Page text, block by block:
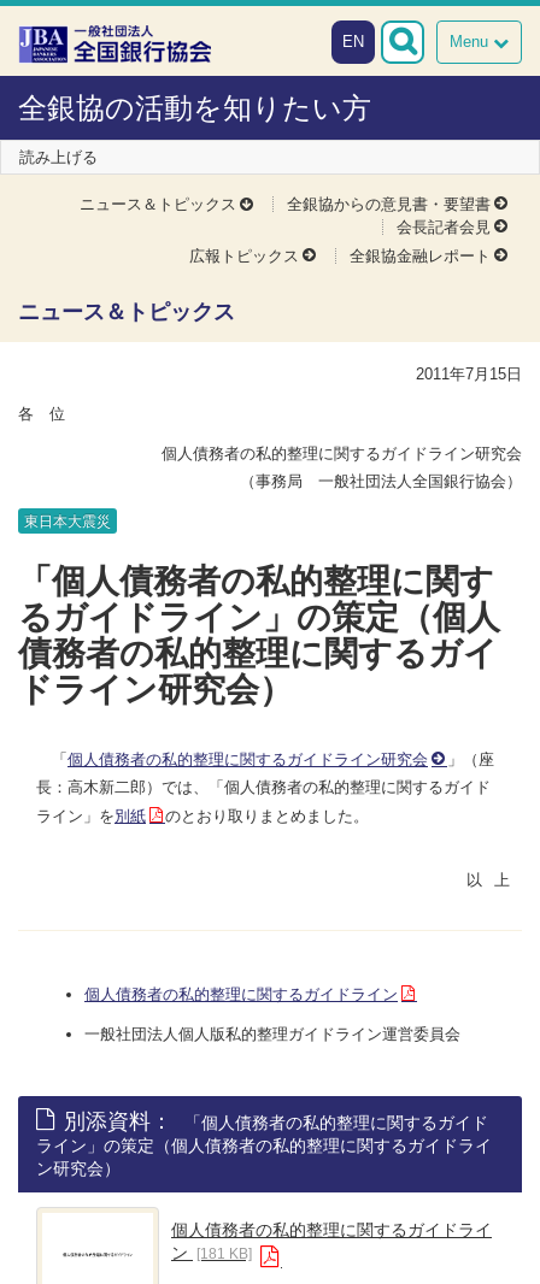
本文へスキップ
障がい者向け相談窓口
Menu
EN
全銀協の活動を知りたい方
読み上げる
ニュース＆トピックス
全銀協からの意見書・要望書
会長記者会見
広報トピックス
全銀協金融レポート
ニュース＆トピックス
2011年7月15日
各 位
個人債務者の私的整理に関するガイドライン研究会
（事務局 一般社団法人全国銀行協会）
東日本大震災
「個人債務者の私的整理に関す
るガイドライン」の策定（個人
債務者の私的整理に関するガイ
ドライン研究会）
「 個人債務者の私的整理に関するガイドライン研究会
」（座
長：高木新二郎）では、「個人債務者の私的整理に関するガイド
ライン」を別紙 のとおり取りまとめました。
個人債務者の私的整理に関するガイドライン
一般社団法人個人版私的整理ガイドライン運営委員会
別添資料：
「個人債務者の私的整理に関するガイド
ライン」の策定（個人債務者の私的整理に関するガイドライ
ン研究会）
個人債務者の私的整理に関するガイドライ
ン
[181 KB]